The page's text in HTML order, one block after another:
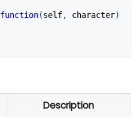
function(self, character)
Description